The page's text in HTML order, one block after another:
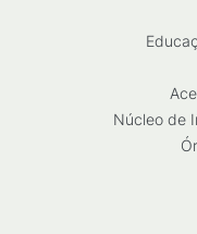
Núcleo de